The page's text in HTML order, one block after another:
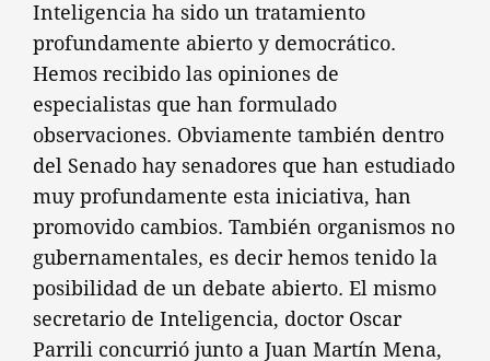
Inteligencia ha sido un tratamiento
profundamente abierto y democrático.
Hemos recibido las opiniones de
especialistas que han formulado
observaciones. Obviamente también dentro
del Senado hay senadores que han estudiado
muy profundamente esta iniciativa, han
promovido cambios. También organismos no
gubernamentales, es decir hemos tenido la
posibilidad de un debate abierto. El mismo
secretario de Inteligencia, doctor Oscar
Parrili concurrió junto a Juan Martín Mena,